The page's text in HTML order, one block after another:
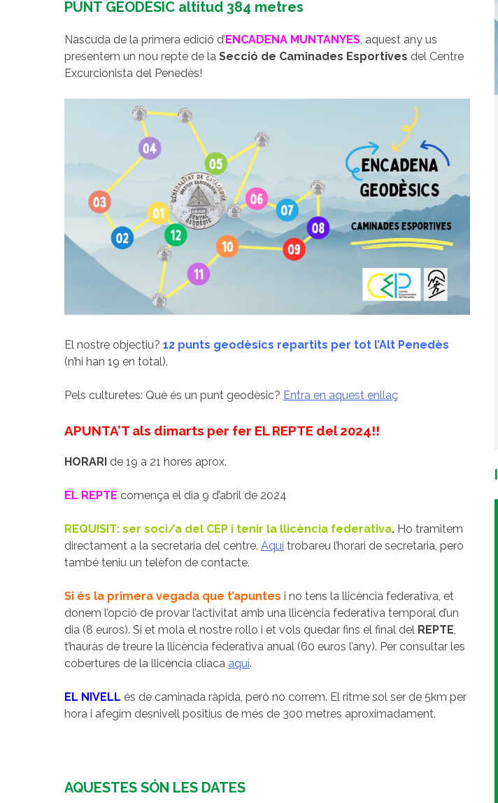
PUNT GEODÈSIC altitud 384 metres
Nascuda de la primera edició d’ENCADENA MUNTANYES , aquest any us
presentem un nou repte de la Secció de Caminades Esportives del Centre
Excurcionista del Penedès!
El nostre objectiu? 12 punts geodèsics repartits per tot l’Alt Penedès
(n’hi han 19 en total).
Pels culturetes: Què és un punt geodèsic? Entra en aquest enllaç
APUNTA’T als dimarts per fer EL REPTE del 2024!!
HORARI de 19 a 21 hores aprox.
EL REPTE comença el dia 9 d’abril de 2024
REQUISIT: ser soci/a del CEP i tenir la llicència federativa. Ho tramitem
directament a la secretaria del centre. Aquí trobareu l’horari de secretaria, però
també teniu un telèfon de contacte.
Si és la primera vegada que t’apuntes i no tens la llicència federativa, et
donem l’opció de provar l’activitat amb una llicència federativa temporal d’un
dia (8 euros). Si et mola el nostre rollo i et vols quedar fins el final del REPTE
t’hauràs de treure la llicència federativa anual (60 euros l’any). Per consultar les
cobertures de la llicència cliaca aquí.
EL NIVELL és de caminada ràpida, però no correm. El ritme sol ser de 5km per
hora i afegim desnivell positius de més de 300 metres aproximadament.
AQUESTES SÓN LES DATES